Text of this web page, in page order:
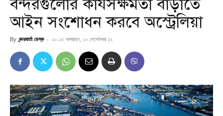
বন্দরগুলোর কার্যসক্ষমতা বাড়াতে
আইন সংশোধন করবে অস্ট্রেলিয়া
By বন্দরবার্তা ডেস্ক - ১০:১৫ অপরাহ্ন, ১০ সেপ্টেম্বর ২২